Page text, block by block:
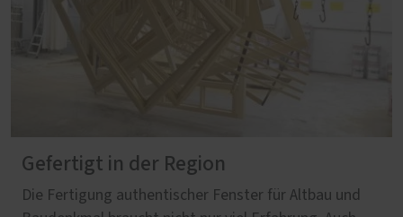
Gefertigt in der Region
Die Fertigung authentischer Fenster für Altbau und